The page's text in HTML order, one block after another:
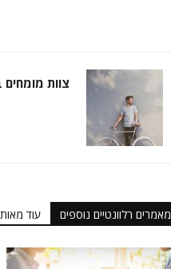
צוות מומחים
מאמרים רלוונטיים נוספים עוד